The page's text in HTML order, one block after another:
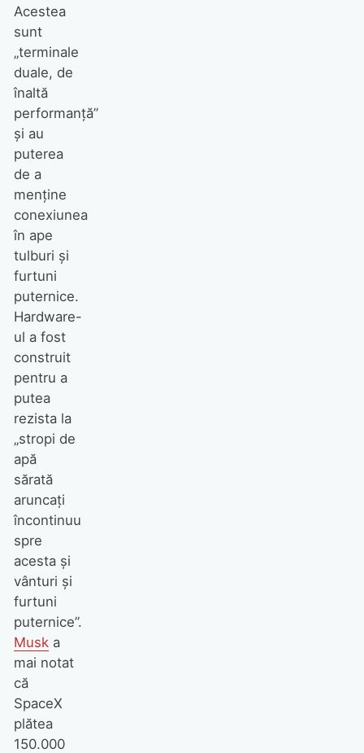
Acestea
sunt
„terminale
duale, de
înaltă
performanță”
și au
puterea
de a
menține
conexiunea
în ape
tulburi și
furtuni
puternice.
Hardware-
ul a fost
construit
pentru a
putea
rezista la
„stropi de
apă
sărată
aruncați
încontinuu
spre
acesta și
vânturi și
furtuni
puternice”.
Musk a
mai notat
că
SpaceX
plătea
150.000